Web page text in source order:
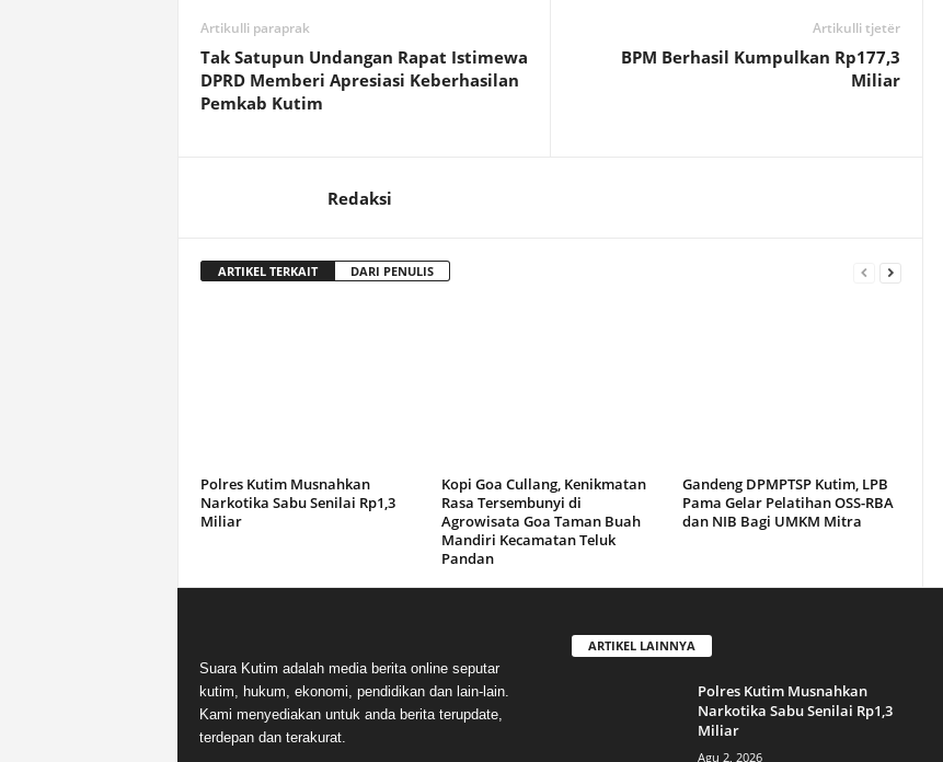
Artikulli paraprak
Tak Satupun Undangan Rapat Istimewa
DPRD Memberi Apresiasi Keberhasilan
Pemkab Kutim
Artikulli tjetër
BPM Berhasil Kumpulkan Rp177,3
Miliar
Redaksi
ARTIKEL TERKAIT DARI PENULIS
Polres Kutim Musnahkan
Narkotika Sabu Senilai Rp1,3
Miliar
Kopi Goa Cullang, Kenikmatan
Rasa Tersembunyi di
Agrowisata Goa Taman Buah
Mandiri Kecamatan Teluk
Pandan
Gandeng DPMPTSP Kutim, LPB
Pama Gelar Pelatihan OSS-RBA
dan NIB Bagi UMKM Mitra
Suara Kutim adalah media berita online seputar
kutim, hukum, ekonomi, pendidikan dan lain-lain.
Kami menyediakan untuk anda berita terupdate,
terdepan dan terakurat.
ARTIKEL LAINNYA
Polres Kutim Musnahkan
Narkotika Sabu Senilai Rp1,3
Miliar
Agu 2, 2026